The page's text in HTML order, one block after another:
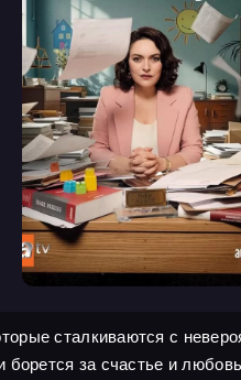
сталкиваются с
за счастье и